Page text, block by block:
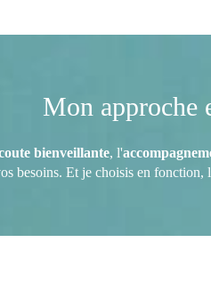
Mon approche
bienveillante, l'
besoins. Et je choisis en